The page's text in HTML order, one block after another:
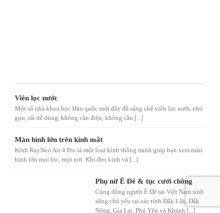
Viên lọc nước
Một số nhà khoa học Hàn quốc mới đây đã sáng chế viên lọc nước nhỏ
gọn, rất dễ dùng, không cần điện, không cần [...]
Màn hình lớn trên kính mắt
Kính RayNeo Air 4 Pro là một loại kính thông minh giúp bạn xem màn
hình lớn mọi lúc, mọi nơi. Khi đeo kính và [...]
Phụ nữ Ê Đê & tục cưới chồng
Cộng đồng người Ê Đê tại Việt Nam sinh
sống chủ yếu tại các tỉnh Đắk Lắk, Đắk
Nông, Gia Lai, Phú Yên và Khánh [...]